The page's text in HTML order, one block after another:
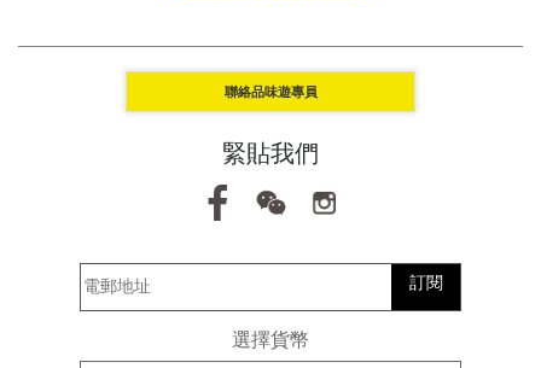
聯絡品味遊專員
緊貼我們
訂閱
選擇貨幣